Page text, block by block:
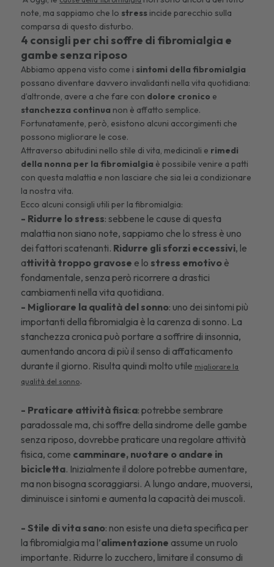
note, ma sappiamo che lo stress incide parecchio sulla
comparsa di questo disturbo.
4 consigli per chi soffre di fibromialgia e
gambe senza riposo
Abbiamo appena visto come i sintomi della fibromialgia
possano diventare davvero invalidanti nella vita quotidiana:
d’altronde, avere a che fare con dolore cronico e
stanchezza continua non è affatto semplice.
Fortunatamente, però, esistono alcuni accorgimenti che
possono migliorare le cose.
Attraverso abitudini nello stile di vita, medicinali e rimedi
della nonna per la fibromialgia è possibile venire a patti
con questa malattia e non lasciare che sia lei a condizionare
la nostra vita.
Ecco alcuni consigli utili per la fibromialgia:
- Ridurre lo stress: sebbene le cause di questa
malattia non siano note, sappiamo che lo stress è uno
dei fattori scatenanti. Ridurre gli sforzi eccessivi, le
attività troppo gravose e lo stress emotivo è
fondamentale, senza però ricorrere a drastici
cambiamenti nella vita quotidiana.
- Migliorare la qualità del sonno: uno dei sintomi più
importanti della fibromialgia è la carenza di sonno. La
stanchezza cronica può portare a soffrire di insonnia,
aumentando ancora di più il senso di affaticamento
durante il giorno. Risulta quindi molto utile migliorare la
qualità del sonno.
- Praticare attività fisica: potrebbe sembrare
paradossale ma, chi soffre della sindrome delle gambe
senza riposo, dovrebbe praticare una regolare attività
fisica, come camminare, nuotare o andare in
bicicletta. Inizialmente il dolore potrebbe aumentare,
ma non bisogna scoraggiarsi. A lungo andare, muoversi,
diminuisce i sintomi e aumenta la capacità dei muscoli.
- Stile di vita sano: non esiste una dieta specifica per
la fibromialgia ma l’alimentazione assume un ruolo
importante. Ridurre lo zucchero, limitare il consumo di